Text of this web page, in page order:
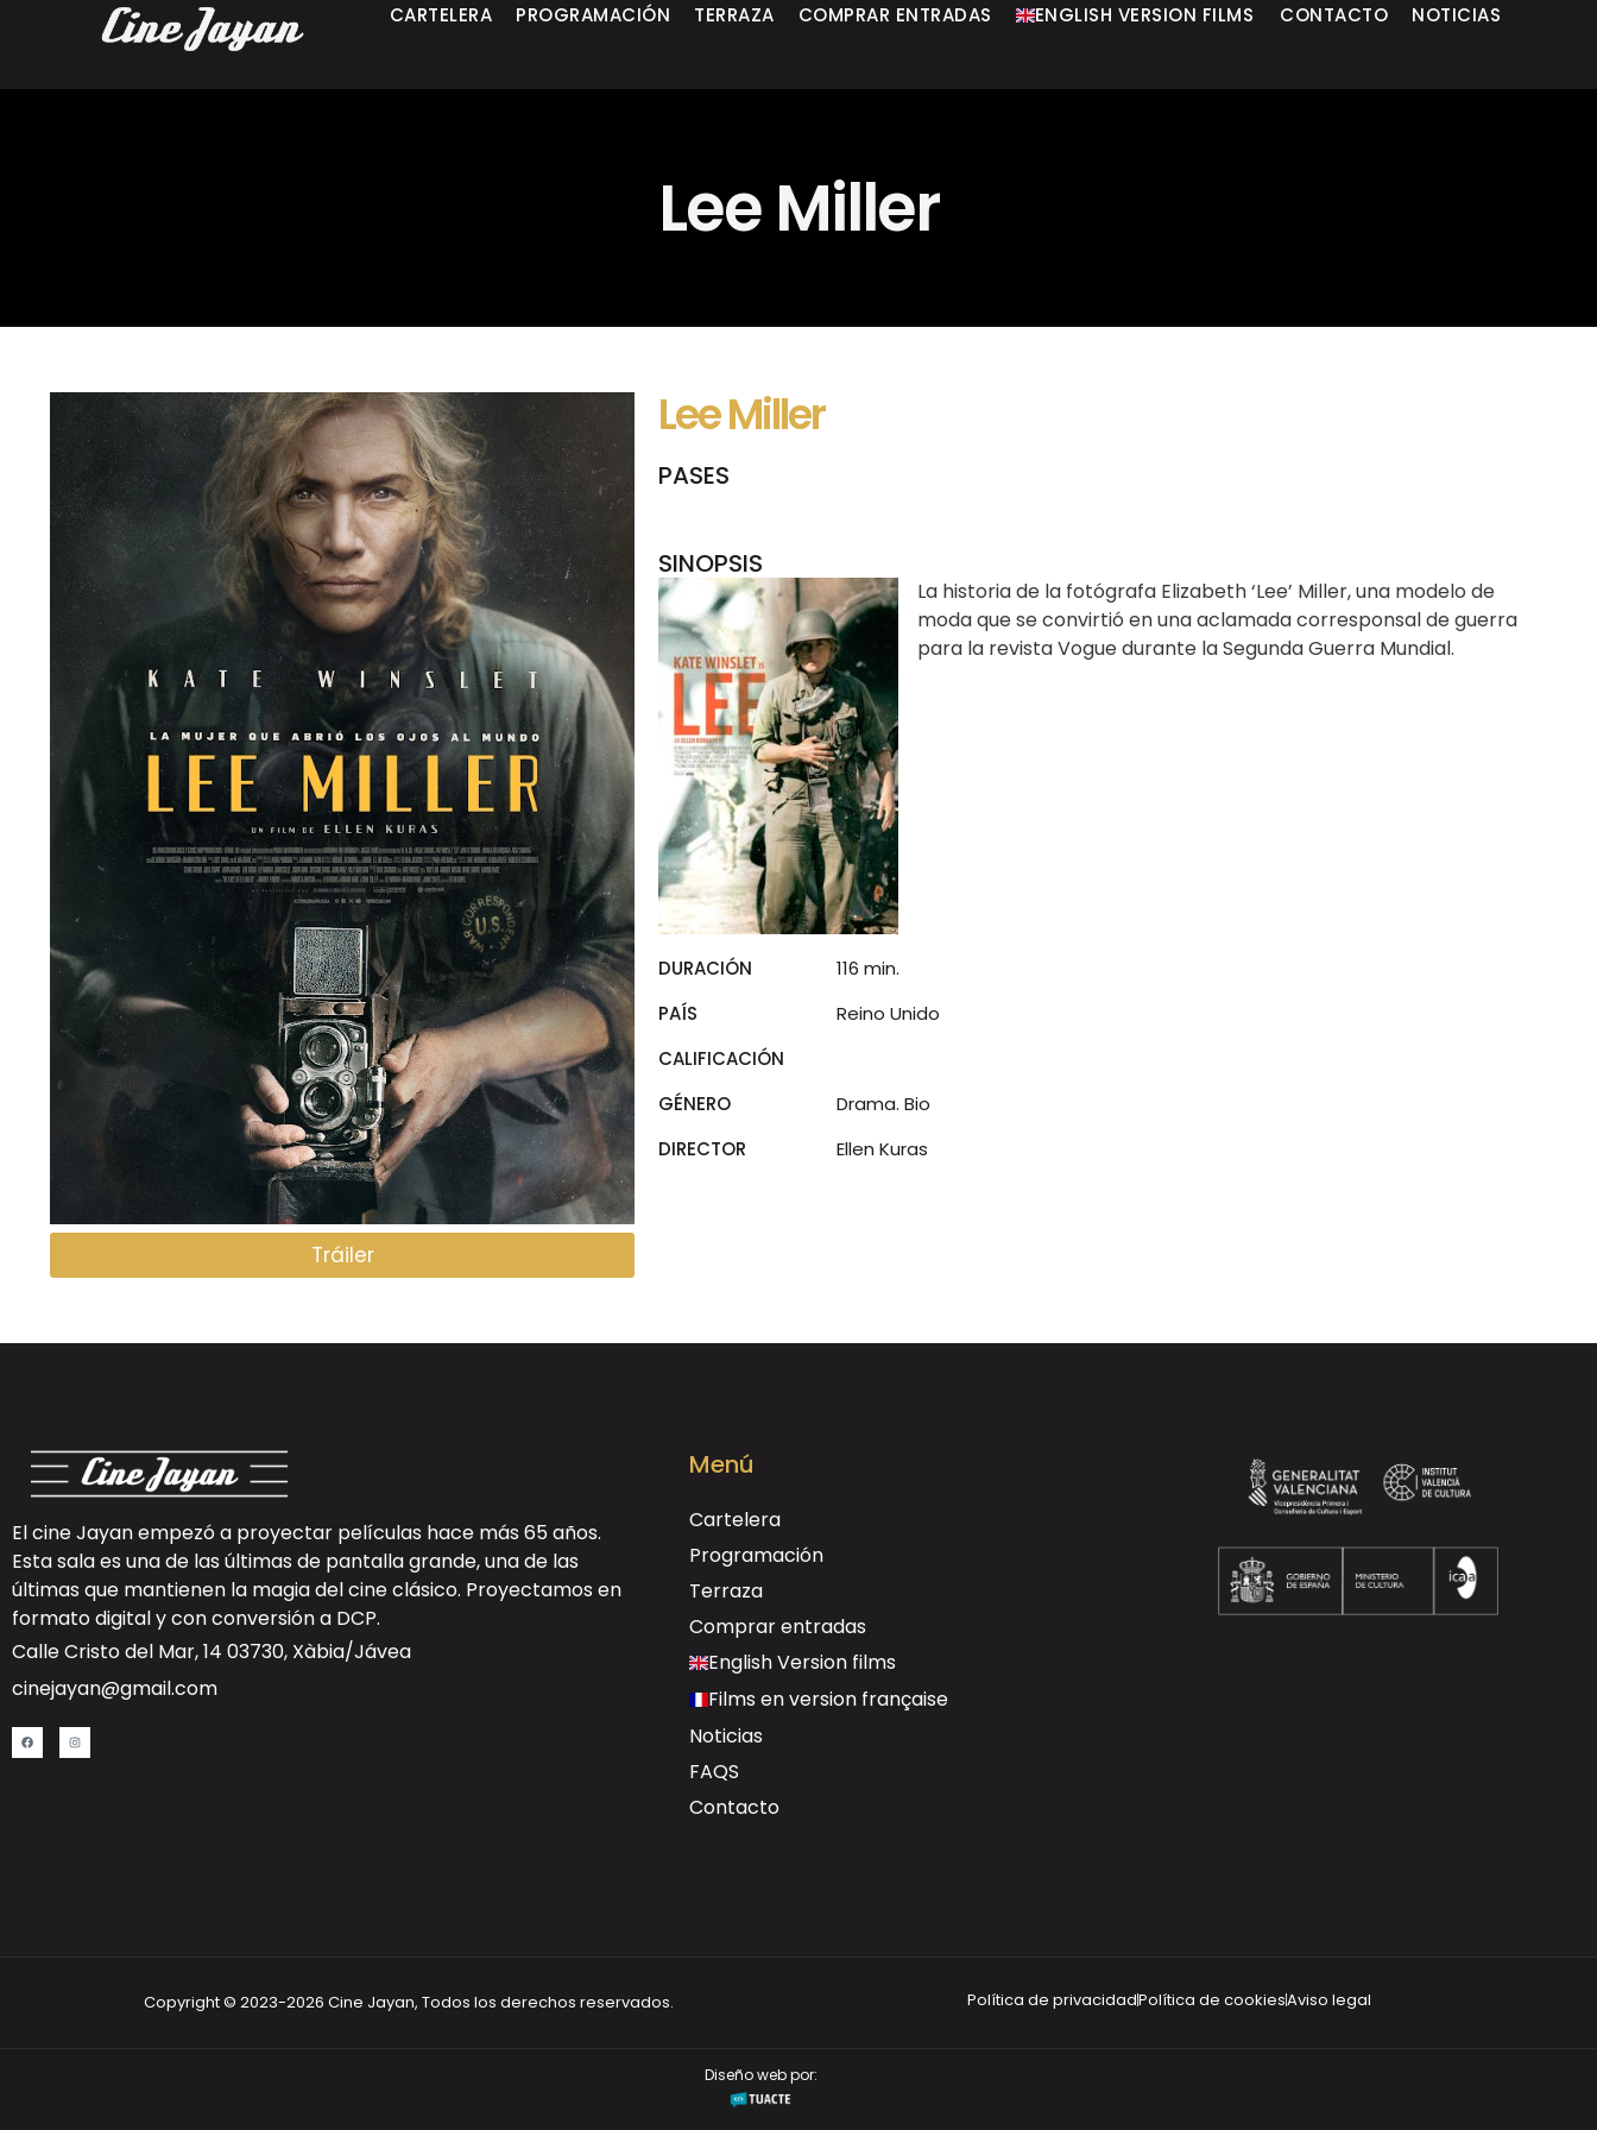
CARTELERA PROGRAMACIÓN TERRAZA COMPRAR ENTRADAS ENGLISH VERSION FILMS CONTACTO NOTICIAS
Lee Miller
Tráiler
Lee Miller
PASES
SINOPSIS
La historia de la fotógrafa Elizabeth ‘Lee’ Miller, una modelo de
moda que se convirtió en una aclamada corresponsal de guerra
para la revista Vogue durante la Segunda Guerra Mundial.
DURACIÓN
116 min.
PAÍS
Reino Unido
CALIFICACIÓN
GÉNERO
Drama. Bio
DIRECTOR
Ellen Kuras
El cine Jayan empezó a proyectar películas hace más 65 años.
Esta sala es una de las últimas de pantalla grande, una de las
últimas que mantienen la magia del cine clásico. Proyectamos en
formato digital y conconversión a DCP.
Calle Cristo del Mar, 14 03730, Xàbia/Jávea
cinejayan@gmail.com
Menú
Cartelera
Programación
Terraza
Comprar entradas
English Version films
Films en version française
Noticias
FAQS
Contacto
Copyright © 2023-2026 Cine Jayan, Todos los derechos reservados. Política de privacidadPolítica de cookiesAviso legal
Diseño web por: